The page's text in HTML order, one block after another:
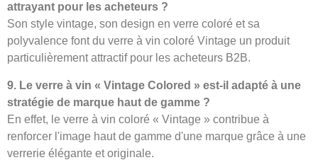
attrayant pour les acheteurs ?
Son style vintage, son design en verre coloré et sa
polyvalence font du verre à vin coloré Vintage un produit
particulièrement attractif pour les acheteurs B2B.
9. Le verre à vin « Vintage Colored » est-il adapté à une
stratégie de marque haut de gamme ?
En effet, le verre à vin coloré « Vintage » contribue à
renforcer l'image haut de gamme d'une marque grâce à une
verrerie élégante et originale.